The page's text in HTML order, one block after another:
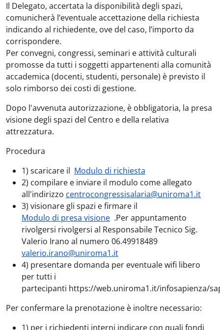
Il Delegato, accertata la disponibilità degli spazi,
comunicherà l’eventuale accettazione della richiesta
indicando al richiedente, ove del caso, l’importo da
corrispondere.
Per convegni, congressi, seminari e attività culturali
promosse da tutti i soggetti appartenenti alla comunità
accademica (docenti, studenti, personale) è previsto il
solo rimborso dei costi di gestione.
Dopo l'avvenuta autorizzazione, è obbligatoria, la presa
visione degli spazi del Centro e della relativa
attrezzatura.
Procedura
1) scaricare il Modulo di richiesta
2) compilare e inviare il modulo come allegato
all'indirizzo centrocongressisalaria@uniroma1.it
3) visionare gli spazi e firmare il
Modulo di presa visione .Per appuntamento
rivolgersi rivolgersi al Responsabile Tecnico Sig.
Valerio Irano al numero 06.49918489
valerio.irano@uniroma1.it
4) presentare domanda per eventuale wifi libero
per tutti i
partecipanti https://web.uniroma1.it/infosapienza/
Per confermare la prenotazione è inoltre necessario:
1) per i richiedenti interni indicare con quali fondi